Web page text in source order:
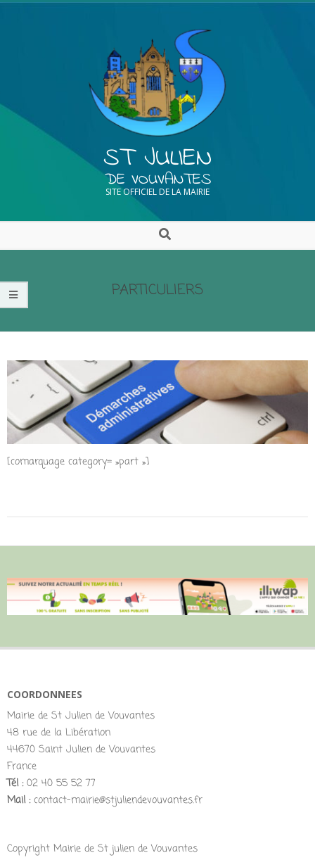
ST JULIEN
DE VOUVANTES
SITE OFFICIEL DE LA MAIRIE
PARTICULIERS
[comarquage category= »part »]
COORDONNEES
Mairie de St Julien de Vouvantes
48 rue de la Libération
44670 Saint Julien de Vouvantes
France
Tél :02 40 55 52 77
Mail :contact-mairie@stjuliendevouvantes.fr
Copyright Mairie de St julien de Vouvantes